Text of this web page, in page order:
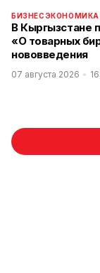
БИЗНЕСЭКОНОМИКА
В Кыргызстане
«О товарных
нововведения
07 августа 2026